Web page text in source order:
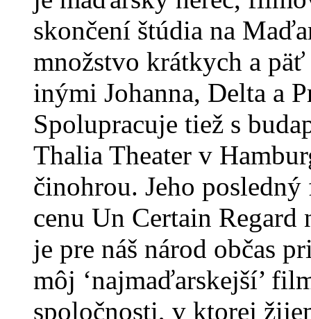
skončení štúdia na
množstvo krátkych a
inými Johanna, Delta a
Spolupracuje tiež s
Thalia Theater v
činohrou. Jeho
cenu Un Certain Regard
je pre náš národ občas
môj ‘najmaďarskejší’
spoločnosti, v ktorej